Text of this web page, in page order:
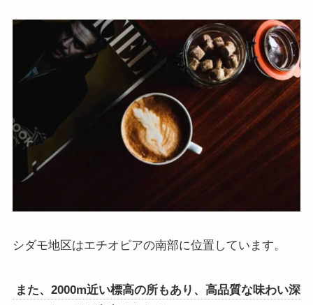
シダモ地区はエチオピアの南部に位置しています。
また、2000m近い標高の所もあり、高品質な味わい深